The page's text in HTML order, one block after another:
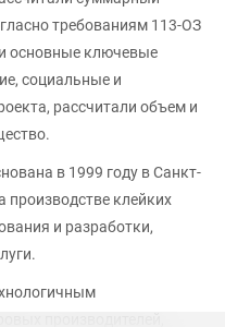
требованиям 113-ОЗ
основные ключевые
социальные и
рассчитали объем и
в 1999 году в Санкт-
производстве клейких
и разработки,